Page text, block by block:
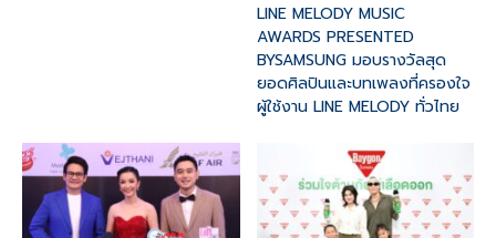
LINE MELODY MUSIC
AWARDS PRESENTED
BYSAMSUNG มอบรางวัลสุด
ยอดศิลปินและบทเพลงที่ครองใจ
ผู้ใช้งาน LINE MELODY ทั่วไทย